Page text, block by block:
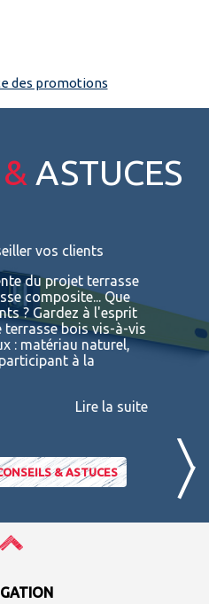
des promotions
& ASTUCES
vos clients
du projet terrasse
composite... Que
? Gardez à l'esprit
terrasse bois vis-à-vis
: matériau naturel,
à la
Lire la suite
toutes
& ASTUCES